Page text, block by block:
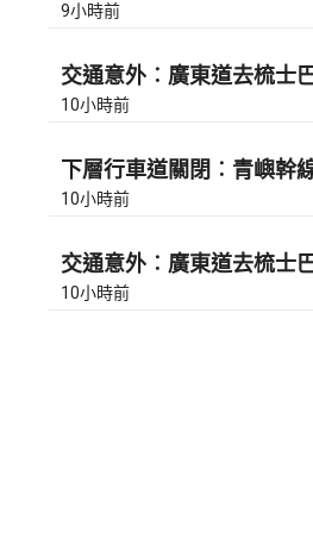
9小時前
交通意外︰廣東道去梳士
10小時前
下層行車道關閉︰青嶼幹
10小時前
交通意外︰廣東道去梳士
10小時前